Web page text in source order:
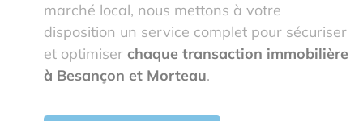
marché local, nous mettons à votre
disposition un service complet pour sécuriser
et optimiser chaque transaction immobilière
à Besançon et Morteau.